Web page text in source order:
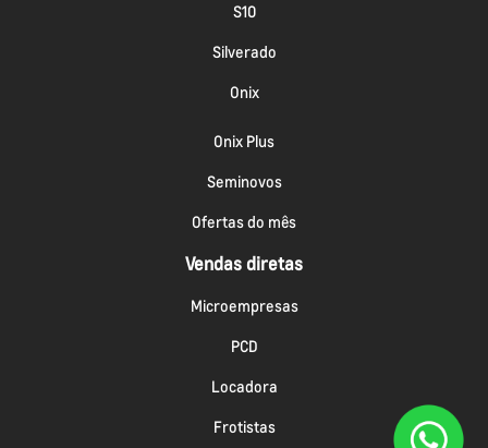
S10
Silverado
Onix
Onix Plus
Seminovos
Ofertas do mês
Vendas diretas
Microempresas
PCD
Locadora
Frotistas